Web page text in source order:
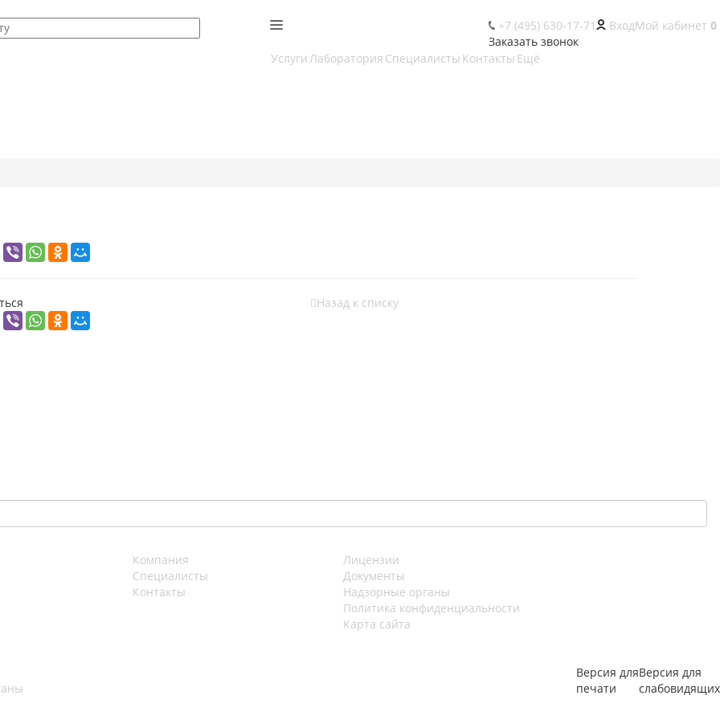
0
ВходМой кабинет
+7 (495) 630-17-71
Заказать звонок
УслугиЛаборатория Специалисты Контакты Ещё
Назад к списку
Компания
Специалисты
Контакты
Лицензии
Документы
Надзорные органы
Политика конфиденциальности
Карта сайта
Версия для
слабовидящих
Версия для
печати